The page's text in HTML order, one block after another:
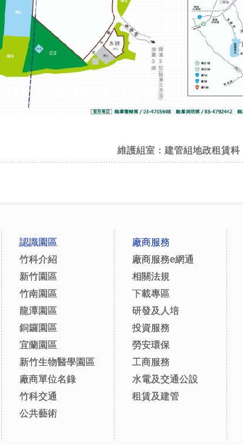
維護組室：建管組地政租賃科
認識園區
竹科介紹
新竹園區
竹南園區
龍潭園區
銅鑼園區
宜蘭園區
新竹生物醫學園區
廠商單位名錄
竹科交通
公共藝術
廠商服務
廠商服務e網通
相關法規
下載專區
研發及人培
投資服務
勞安環保
工商服務
水電及交通公設
租賃及建管